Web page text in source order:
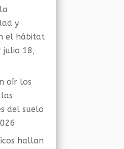
y
el hábitat
julio 18,
oír los
del suelo
hallan